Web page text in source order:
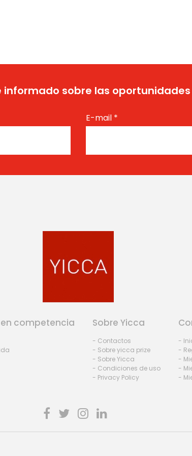
informado sobre las oportunidades
E-mail *
competencia Sobre Yicca
- Contactos
- Sobre yicca prize
- Sobre Yicca
- Condiciones de uso
- Privacy Policy
-
-
-
-
-